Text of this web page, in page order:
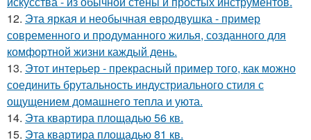
12. Эта яркая и необычная евродвушка - пример
современного и продуманного жилья, созданного для
комфортной жизни каждый день.
13. Этот интерьер - прекрасный пример того, как можно
соединить брутальность индустриального стиля с
ощущением домашнего тепла и уюта.
14. Эта квартира площадью 56 кв.
15. Эта квартира площадью 81 кв.